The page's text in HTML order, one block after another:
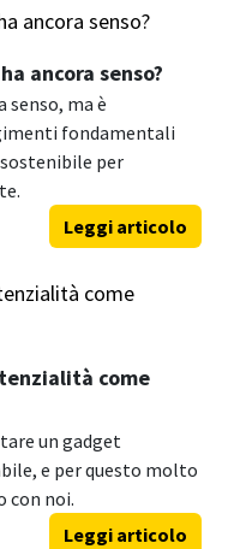
ancora senso?
senso, ma è
fondamentali
per
Leggi articolo
come
un gadget
e per questo molto
con noi.
Leggi articolo